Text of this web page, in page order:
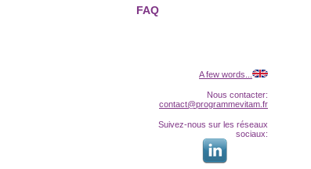
FAQ
A few words...
Nous contacter:
contact@programmevitam.fr
Suivez-nous sur les réseaux
sociaux: